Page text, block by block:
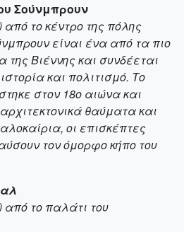
Σούνμπρουν
το κέντρο της πόλης
είναι ένα από τα πιο
Βιέννης και συνδέεται
και πολιτισμό. Το
στον 18ο αιώνα και
θαύματα και
οι επισκέπτες
τον όμορφο κήπο του
το παλάτι του